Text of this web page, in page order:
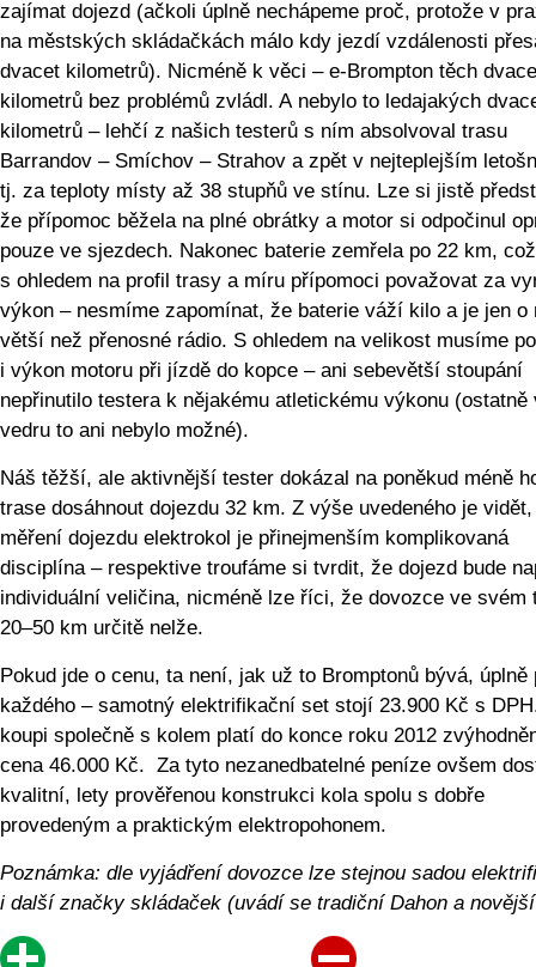
zajímat dojezd (ačkoli úplně nechápeme proč, protože v
na městských skládačkách málo kdy jezdí vzdálenosti
dvacet kilometrů). Nicméně k věci – e-Brompton těch
kilometrů bez problémů zvládl. A nebylo to ledajakých
kilometrů – lehčí z našich testerů s ním absolvoval trasu
Barrandov – Smíchov – Strahov a zpět v nejteplejším
tj. za teploty místy až 38 stupňů ve stínu. Lze si jistě
že přípomoc běžela na plné obrátky a motor si odpočinul
pouze ve sjezdech. Nakonec baterie zemřela po 22 km,
s ohledem na profil trasy a míru přípomoci považovat za
výkon – nesmíme zapomínat, že baterie váží kilo a je jen o
větší než přenosné rádio. S ohledem na velikost musíme
i výkon motoru při jízdě do kopce – ani sebevětší stoupání
nepřinutilo testera k nějakému atletickému výkonu (ostatně
vedru to ani nebylo možné).
Náš těžší, ale aktivnější tester dokázal na poněkud méně
trase dosáhnout dojezdu 32 km. Z výše uvedeného je
měření dojezdu elektrokol je přinejmenším komplikovaná
disciplína – respektive troufáme si tvrdit, že dojezd bude
individuální veličina, nicméně lze říci, že dovozce ve svém
20–50 km určitě nelže.
Pokud jde o cenu, ta není, jak už to Bromptonů bývá, úplně
každého – samotný elektrifikační set stojí 23.900 Kč s
koupi společně s kolem platí do konce roku 2012
cena 46.000 Kč. Za tyto nezanedbatelné peníze ovšem
kvalitní, lety prověřenou konstrukci kola spolu s dobře
provedeným a praktickým elektropohonem.
Poznámka: dle vyjádření dovozce lze stejnou sadou
i další značky skládaček (uvádí se tradiční Dahon a